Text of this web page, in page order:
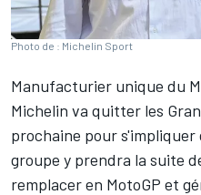
Photo de : Michelin Sport
Manufacturier unique du
Michelin va quitter les
prochaine pour s'impliquer
groupe y prendra la suite
remplacer en MotoGP et